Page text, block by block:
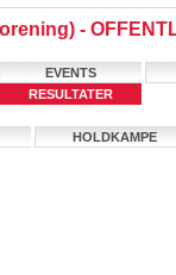
-
EVENTS
RESULTATER
HOLDKAMPE